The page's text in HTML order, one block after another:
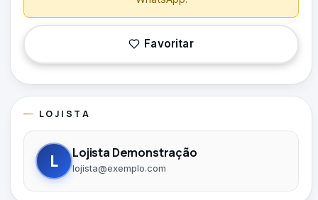
Favoritar
LOJISTA
L Lojista Demonstração
lojista@exemplo.com